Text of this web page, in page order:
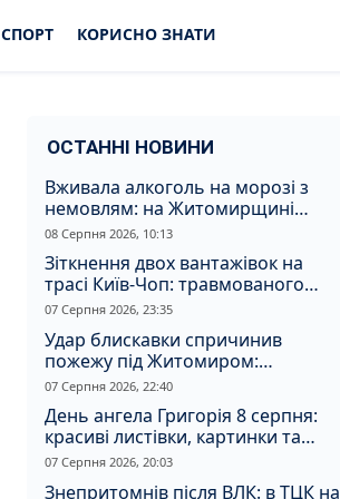
СПОРТ КОРИСНО ЗНАТИ
ОСТАННІ НОВИНИ
Вживала алкоголь на морозі з
немовлям: на Житомирщині
засудили матір, через яку дитина
отримала обмороження
08 Серпня 2026, 10:13
Зіткнення двох вантажівок на
трасі Київ-Чоп: травмованого
водія забрали до лікарні
07 Серпня 2026, 23:35
Удар блискавки спричинив
пожежу під Житомиром:
рятувальники витягли з вогню
кота
07 Серпня 2026, 22:40
День ангела Григорія 8 серпня:
красиві листівки, картинки та
душевні привітання
07 Серпня 2026, 20:03
Знепритомнів після ВЛК: в ТЦК на